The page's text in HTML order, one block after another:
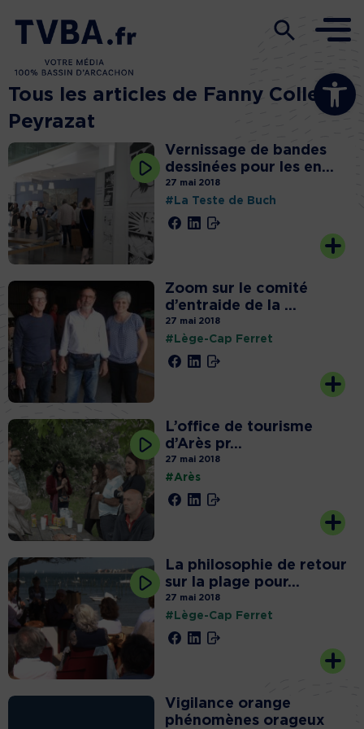
Ouvrir la
Tous les articles de Fanny Colleu
Peyrazat
Vernissage de bandes
dessinées pour les en...
27 mai 2018
#La Teste de Buch
Zoom sur le comité
d’entraide de la ...
27 mai 2018
#Lège-Cap Ferret
L’office de tourisme
d’Arès pr...
27 mai 2018
#Arès
La philosophie de retour
sur la plage pour...
27 mai 2018
#Lège-Cap Ferret
Vigilance orange
phénomènes orageux